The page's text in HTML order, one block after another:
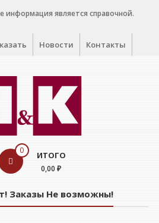
информация является справочной.
Новости Контакты
0 ИТОГО
0,00 ₽
Заказы Не возможны!